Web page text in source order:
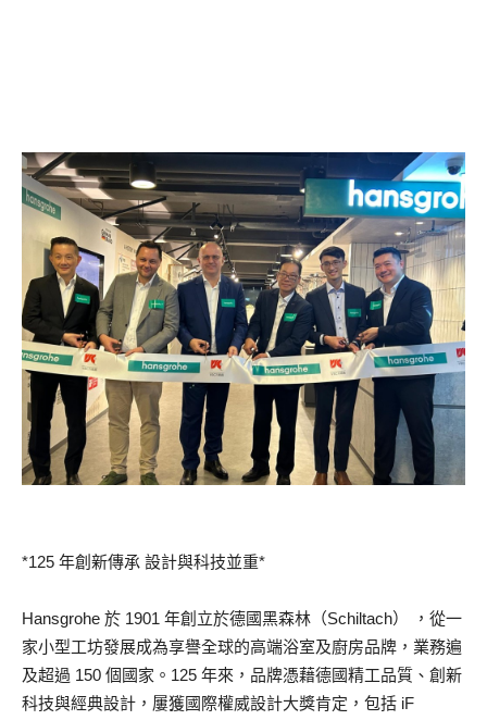
*125 年創新傳承 設計與科技並重*
Hansgrohe 於 1901 年創立於德國黑森林（Schiltach） ，從一
家小型工坊發展成為享譽全球的高端浴室及廚房品牌，業務遍
及超過 150 個國家。125 年來，品牌憑藉德國精工品質、創新
科技與經典設計，屢獲國際權威設計大獎肯定，包括 iF